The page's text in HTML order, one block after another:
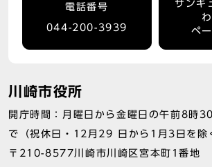
電話番号
044-200-3939
サンキ
ペ
川崎市役所
開庁時間：月曜日から金曜日の午前8時
で（祝休日・12月29 日から1月3日を除
〒210-8577川崎市川崎区宮本町1番地